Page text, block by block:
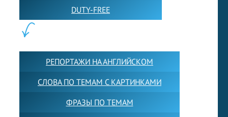
DUTY-FREE
РЕПОРТАЖИ НА АНГЛИЙСКОМ
СЛОВА ПО ТЕМАМ С КАРТИНКАМИ
ФРАЗЫ ПО ТЕМАМ